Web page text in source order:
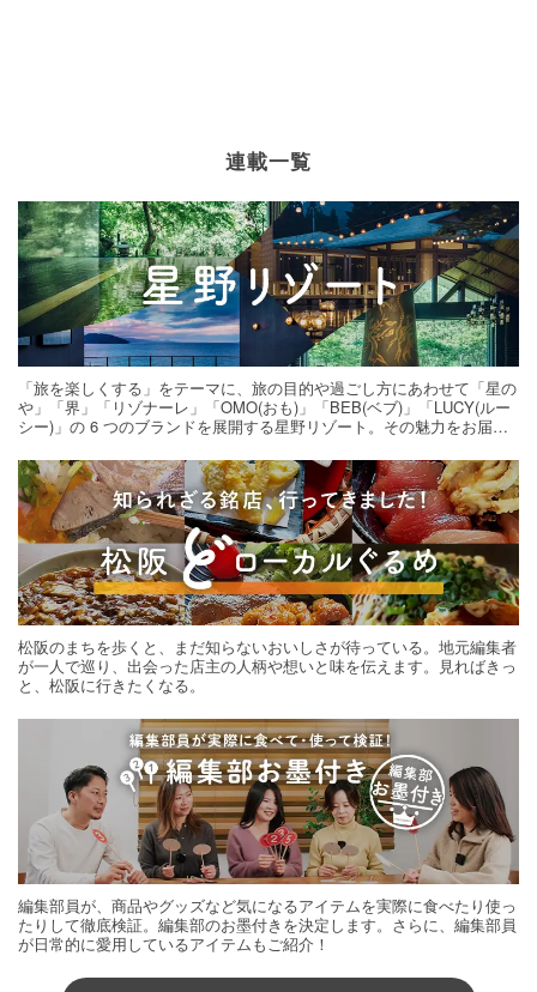
連載一覧
「旅を楽しくする」をテーマに、旅の目的や過ごし方にあわせて「星の
や」「界」「リゾナーレ」「OMO(おも)」「BEB(ベブ)」「LUCY(ルー
シー)」の 6 つのブランドを展開する星野リゾート。その魅力をお届け
松阪のまちを歩くと、まだ知らないおいしさが待っている。地元編集者
が一人で巡り、出会った店主の人柄や想いと味を伝えます。見ればきっ
と、松阪に行きたくなる。
編集部員が、商品やグッズなど気になるアイテムを実際に食べたり使っ
たりして徹底検証。編集部のお墨付きを決定します。さらに、編集部員
が日常的に愛用しているアイテムもご紹介！